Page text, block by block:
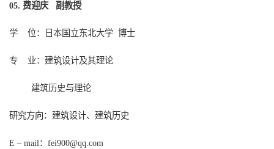
05. 费迎庆 副教授
学 位：日本国立东北大学 博士
专 业：建筑设计及其理论
建筑历史与理论
研究方向：建筑设计、建筑历史
E – mail： fei900@qq.com